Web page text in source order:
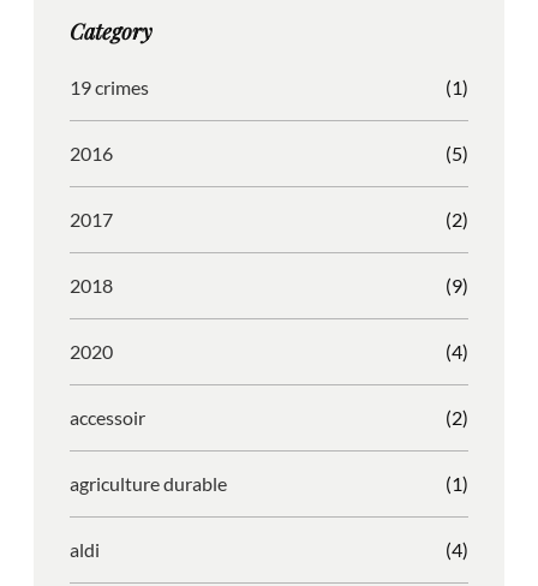
r
m
o
Category
19 crimes (1)
2016 (5)
2017 (2)
2018 (9)
2020 (4)
accessoir (2)
agriculture durable (1)
aldi (4)